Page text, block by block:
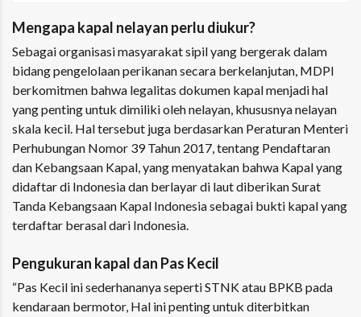
Mengapa kapal nelayan perlu diukur?
Sebagai organisasi masyarakat sipil yang bergerak dalam
bidang pengelolaan perikanan secara berkelanjutan, MDPI
berkomitmen bahwa legalitas dokumen kapal menjadi hal
yang penting untuk dimiliki oleh nelayan, khususnya nelayan
skala kecil. Hal tersebut juga berdasarkan Peraturan Menteri
Perhubungan Nomor 39 Tahun 2017, tentang Pendaftaran
dan Kebangsaan Kapal, yang menyatakan bahwa Kapal yang
didaftar di Indonesia dan berlayar di laut diberikan Surat
Tanda Kebangsaan Kapal Indonesia sebagai bukti kapal yang
terdaftar berasal dari Indonesia.
Pengukuran kapal dan Pas Kecil
“Pas Kecil ini sederhananya seperti STNK atau BPKB pada
kendaraan bermotor, Hal ini penting untuk diterbitkan